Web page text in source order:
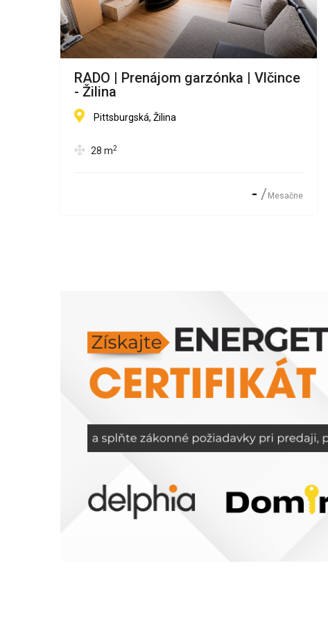
RADO | Prenájom garzónka | Vlčince
- Žilina
Pittsburgská, Žilina
28 m2
- Mesačne